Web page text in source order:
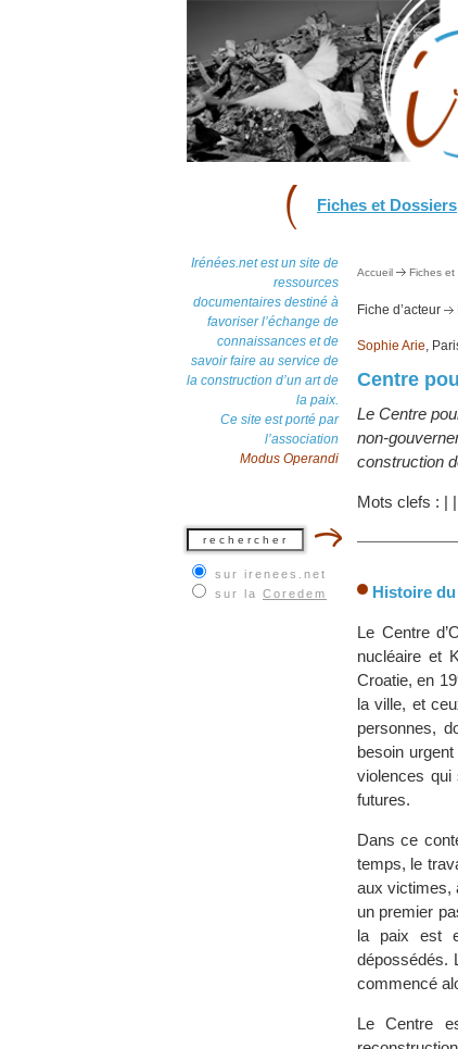
Fiches et Dossiers
Irénées.net est un site de
ressources
documentaires destiné à
favoriser l’échange de
connaissances et de
savoir faire au service de
la construction d’un art de
la paix.
Ce site est porté par
l’association
Modus Operandi
sur irenees.net
sur la Coredem
Accueil Fiches et
Fiche d’acteur
Sophie Arie,
Centre
Le Centre
non-
construction
Mots clefs : | |
Histoire
Le Centre
nucléaire et
Croatie, en
la ville, et
personnes,
besoin
violences qui
futures.
Dans ce
temps, le
aux victimes,
un premier
la paix est
dépossédés.
commencé
Le Centre